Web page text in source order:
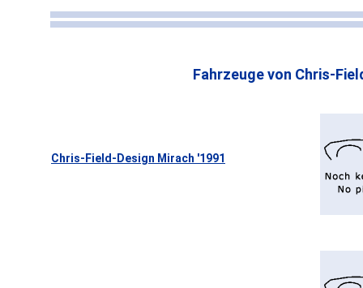
Fahrzeuge von Chris-
Chris-Field-Design Mirach '1991